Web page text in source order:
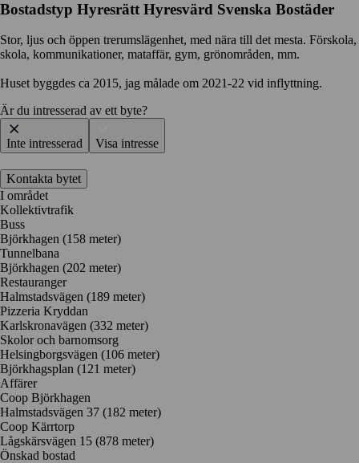
Bostadstyp Hyresrätt Hyresvärd Svenska Bostäder
Stor, ljus och öppen trerumslägenhet, med nära till det mesta. Förskola,
skola, kommunikationer, mataffär, gym, grönområden, mm.
Huset byggdes ca 2015, jag målade om 2021-22 vid inflyttning.
Är du intresserad av ett byte?
Inte intresserad Visa intresse
Kontakta bytet
I området
Kollektivtrafik
Buss
Björkhagen (158 meter)
Tunnelbana
Björkhagen (202 meter)
Restauranger
Halmstadsvägen (189 meter)
Pizzeria Kryddan
Karlskronavägen (332 meter)
Skolor och barnomsorg
Helsingborgsvägen (106 meter)
Björkhagsplan (121 meter)
Affärer
Coop Björkhagen
Halmstadsvägen 37 (182 meter)
Coop Kärrtorp
Lågskärsvägen 15 (878 meter)
Önskad bostad